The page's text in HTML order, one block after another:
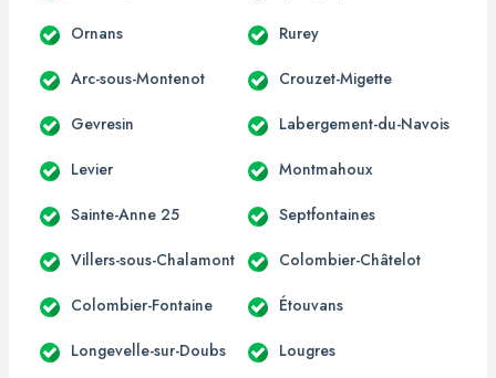
Ornans Rurey
Arc-sous-Montenot Crouzet-Migette
Gevresin Labergement-du-Navois
Levier Montmahoux
Sainte-Anne 25 Septfontaines
Villers-sous-Chalamont Colombier-Châtelot
Colombier-Fontaine Étouvans
Longevelle-sur-Doubs Lougres